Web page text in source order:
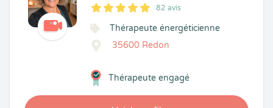
5
1
5
82 82 avis
Thérapeute énergéticienne
35600 Redon
Thérapeute engagé